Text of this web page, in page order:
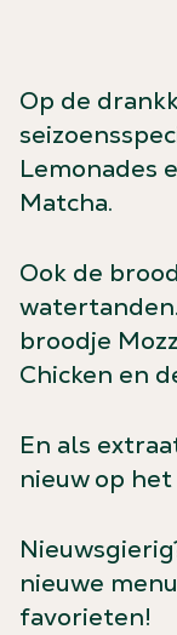
Op de
Lemonades
Matcha.
Ook de
broodje
Chicken en
En als
nieuw op het
nieuwe
favorieten!